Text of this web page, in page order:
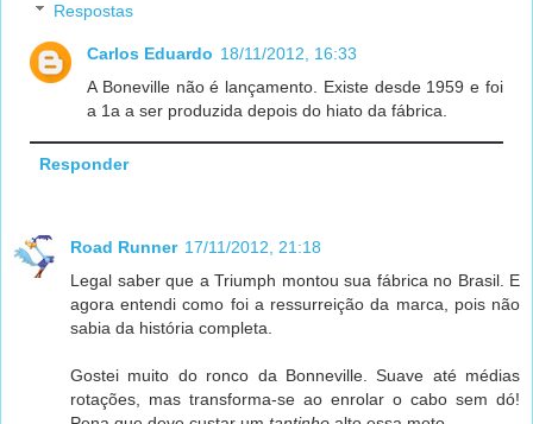
Respostas
Carlos Eduardo 18/11/2012, 16:33
A Boneville não é lançamento. Existe desde 1959 e foi
a 1a a ser produzida depois do hiato da fábrica.
Responder
Road Runner 17/11/2012, 21:18
Legal saber que a Triumph montou sua fábrica no Brasil. E
agora entendi como foi a ressurreição da marca, pois não
sabia da história completa.
Gostei muito do ronco da Bonneville. Suave até médias
rotações, mas transforma-se ao enrolar o cabo sem dó!